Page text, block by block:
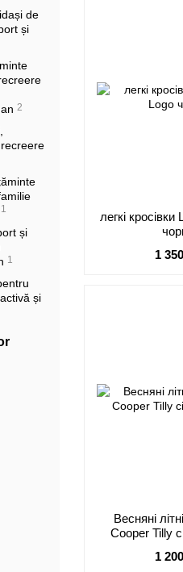
легкі
1
Весняні
1
de
și
2
1
și
1
și